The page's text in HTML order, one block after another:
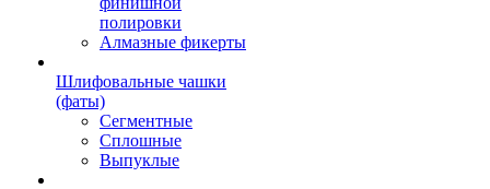
полировки
Алмазные фикерты
Шлифовальные чашки
(фаты)
Сегментные
Сплошные
Выпуклые